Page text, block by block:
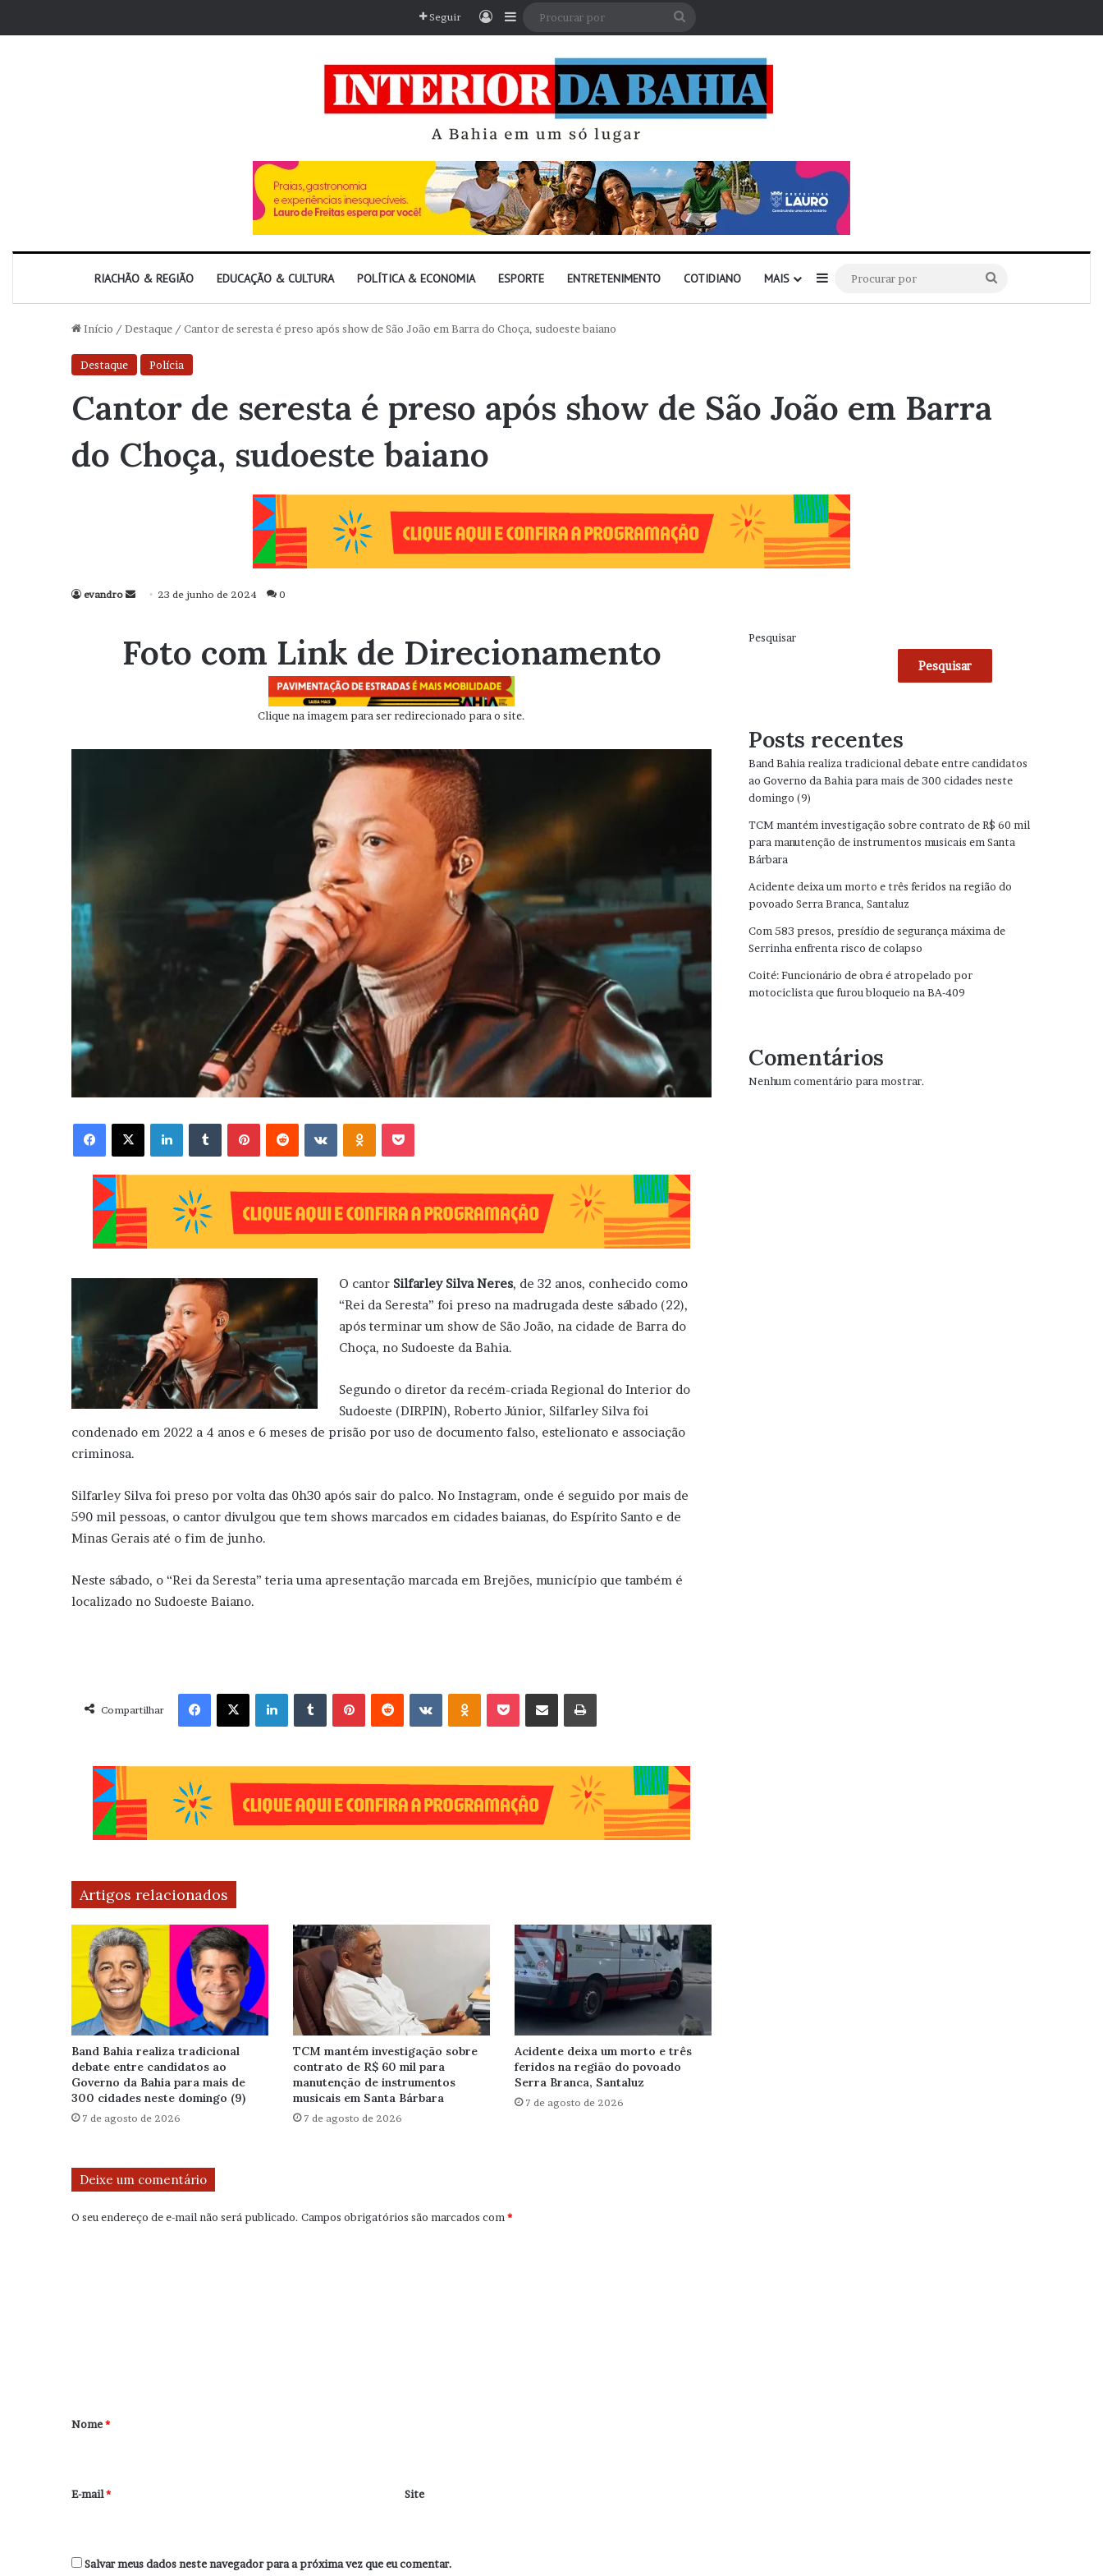
Seguir EntrarBarra Lateral
RIACHÃO & REGIÃO EDUCAÇÃO & CULTURA POLÍTICA & ECONOMIA ESPORTE ENTRETENIMENTO COTIDIANO MAIS Barra Lateral
por
Início / Destaque / Cantor de seresta é preso após show de São João em Barra do Choça, sudoeste baiano
Destaque Polícia
Cantor de seresta é preso após show de São João em Barra
do Choça, sudoeste baiano
evandro
Mande
mail
23 de junho de 2024 0
Foto com Link de Direcionamento
Clique na imagem para ser redirecionado para o site.
Facebook X Linkedin VK OK
O cantor Silfarley Silva Neres, de 32 anos, conhecido como
“Rei da Seresta” foi preso na madrugada deste sábado (22),
após terminar um show de São João, na cidade de Barra do
Choça, no Sudoeste da Bahia.
Segundo o diretor da recém-criada Regional do Interior do
Sudoeste (DIRPIN), Roberto Júnior, Silfarley Silva foi
condenado em 2022 a 4 anos e 6 meses de prisão por uso de documento falso, estelionato e associação
criminosa.
Silfarley Silva foi preso por volta das 0h30 após sair do palco. No Instagram, onde é seguido por mais de
590 mil pessoas, o cantor divulgou que tem shows marcados em cidades baianas, do Espírito Santo e de
Minas Gerais até o fim de junho.
Neste sábado, o “Rei da Seresta” teria uma apresentação marcada em Brejões, município que também é
localizado no Sudoeste Baiano.
Compartilhar
Facebook X Linkedin VK OK
Artigos relacionados
Band Bahia realiza tradicional
debate entre candidatos ao
Governo da Bahia para mais de
300 cidades neste domingo (9)
7 de agosto de 2026
TCM mantém investigação sobre
contrato de R$ 60 mil para
manutenção de instrumentos
musicais em Santa Bárbara
7 de agosto de 2026
Acidente deixa um morto e três
feridos na região do povoado
Serra Branca, Santaluz
7 de agosto de 2026
Deixe um comentário
O seu endereço de e-mail não será publicado. Campos obrigatórios são marcados com*
r
*
Nome*
E-mail* Site
Salvar meus dados neste navegador para a próxima vez que eu comentar.
Pesquisar
Pesquisar
Posts recentes
Band Bahia realiza tradicional debate entre candidatos
ao Governo da Bahia para mais de 300 cidades neste
domingo (9)
TCM mantém investigação sobre contrato de R$ 60 mil
para manutenção de instrumentos musicais em Santa
Bárbara
Acidente deixa um morto e três feridos na região do
povoado Serra Branca, Santaluz
Com 583 presos, presídio de segurança máxima de
Serrinha enfrenta risco de colapso
Coité: Funcionário de obra é atropelado por
motociclista que furou bloqueio na BA-409
Comentários
Nenhum comentário para mostrar.